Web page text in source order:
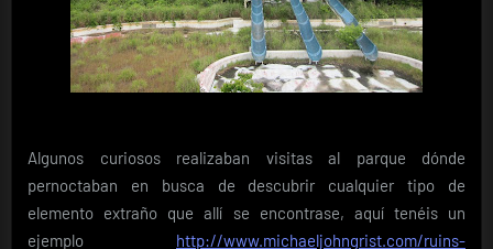
Algunos curiosos realizaban visitas al parque dónde
pernoctaban en busca de descubrir cualquier tipo de
elemento extraño que allí se encontrase, aquí tenéis un
ejemplo http://www.michaeljohngrist.com/ruins-